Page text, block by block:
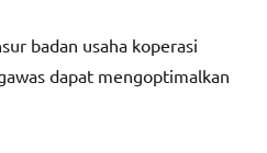
badan usaha koperasi
dapat mengoptimalkan